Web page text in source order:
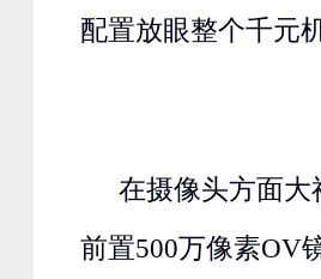
配置放眼整个千元
在摄像头方面大
前置500万像素OV